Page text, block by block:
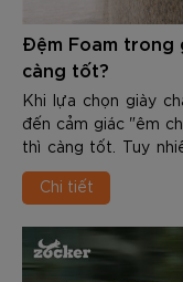
Đệm Foam trong
càng tốt?
Khi lựa chọn giày
đến cảm giác "êm
thì càng tốt. Tuy
chạy hiện nay
đệm mềm nhất, mà
Chi tiết